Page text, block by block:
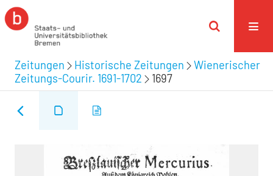
Zeitungen Historische Zeitungen
Wienerischer
Zeitungs-Courir. 1691-1702
1697